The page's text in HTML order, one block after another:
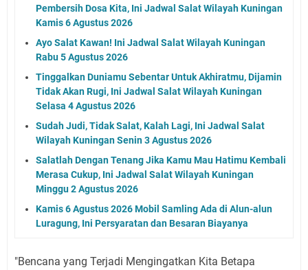
Pembersih Dosa Kita, Ini Jadwal Salat Wilayah Kuningan
Kamis 6 Agustus 2026
Ayo Salat Kawan! Ini Jadwal Salat Wilayah Kuningan
Rabu 5 Agustus 2026
Tinggalkan Duniamu Sebentar Untuk Akhiratmu, Dijamin
Tidak Akan Rugi, Ini Jadwal Salat Wilayah Kuningan
Selasa 4 Agustus 2026
Sudah Judi, Tidak Salat, Kalah Lagi, Ini Jadwal Salat
Wilayah Kuningan Senin 3 Agustus 2026
Salatlah Dengan Tenang Jika Kamu Mau Hatimu Kembali
Merasa Cukup, Ini Jadwal Salat Wilayah Kuningan
Minggu 2 Agustus 2026
Kamis 6 Agustus 2026 Mobil Samling Ada di Alun-alun
Luragung, Ini Persyaratan dan Besaran Biayanya
"Bencana yang Terjadi Mengingatkan Kita Betapa